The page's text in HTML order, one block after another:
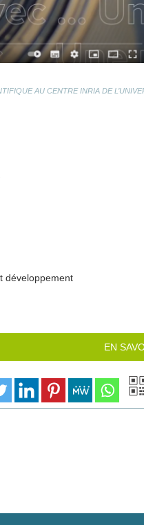
AU CENTRE INRIA DE
développement
EN